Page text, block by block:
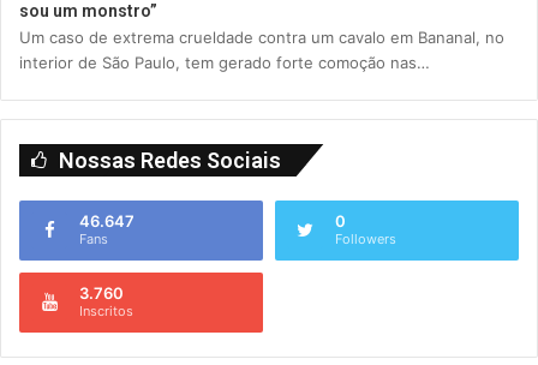
sou um monstro”
Um caso de extrema crueldade contra um cavalo em Bananal, no
interior de São Paulo, tem gerado forte comoção nas…
Nossas Redes Sociais
46.647
Fans
0
Followers
3.760
Inscritos